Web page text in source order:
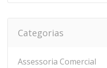
Categorias
Assessoria Comercial